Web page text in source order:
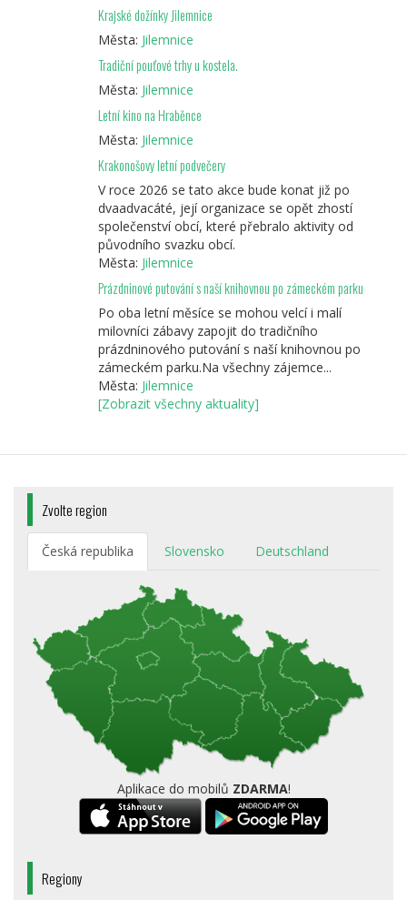
Krajské dožínky Jilemnice
Města: Jilemnice
Tradiční pouťové trhy u kostela.
Města: Jilemnice
Letní kino na Hraběnce
Města: Jilemnice
Krakonošovy letní podvečery
V roce 2026 se tato akce bude konat již po
dvaadvacáté, její organizace se opět zhostí
společenství obcí, které přebralo aktivity od
původního svazku obcí.
Města: Jilemnice
Prázdninové putování s naší knihovnou po zámeckém parku
Po oba letní měsíce se mohou velcí i malí
milovníci zábavy zapojit do tradičního
prázdninového putování s naší knihovnou po
zámeckém parku.Na všechny zájemce...
Města: Jilemnice
[Zobrazit všechny aktuality]
Zvolte region
Česká republika Slovensko Deutschland
Aplikace do mobilů ZDARMA!
Regiony